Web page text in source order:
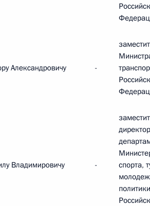
Александровичу -
Владимировичу -
спорта,
политики